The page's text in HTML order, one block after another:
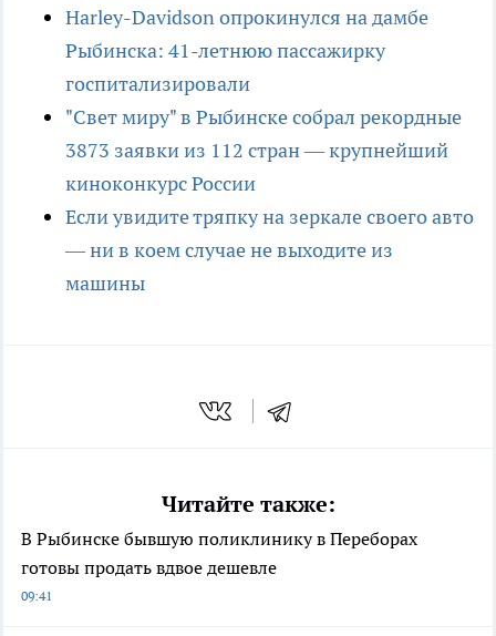
Harley-Davidson опрокинулся на дамбе
Рыбинска: 41-летнюю пассажирку
госпитализировали
"Свет миру" в Рыбинске собрал рекордные
3873 заявки из 112 стран — крупнейший
киноконкурс России
Если увидите тряпку на зеркале своего авто
— ни в коем случае не выходите из
машины
Читайте также:
В Рыбинске бывшую поликлинику в Переборах
готовы продать вдвое дешевле
09:41